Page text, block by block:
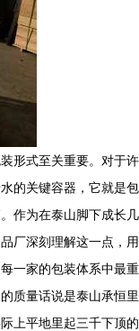
形式至关重要。对于许
的关键容器，它就是包
作为在泰山脚下成长几
厂深刻理解这一点，用
一家的包装体系中最重
质量话说是泰山承恒里
上平地里起三千下顶的